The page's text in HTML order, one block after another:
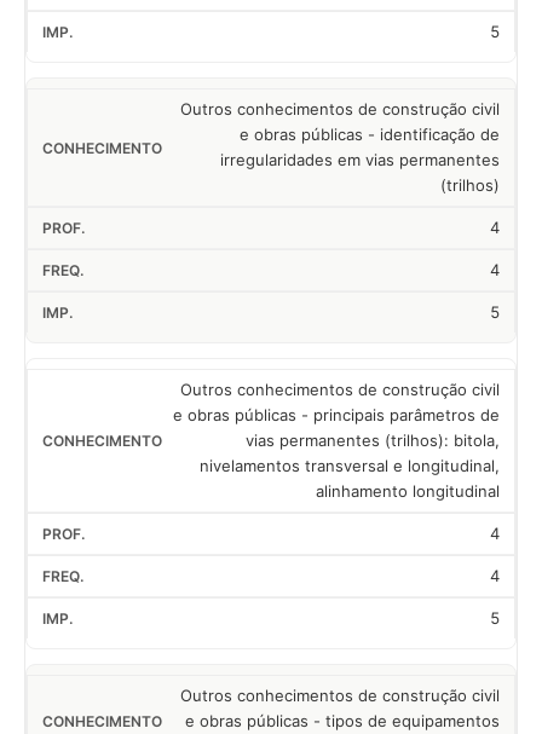
5
Outros conhecimentos de construção civil
e obras públicas - identificação de
irregularidades em vias permanentes
(trilhos)
4
4
5
Outros conhecimentos de construção civil
e obras públicas - principais parâmetros de
vias permanentes (trilhos): bitola,
nivelamentos transversal e longitudinal,
alinhamento longitudinal
4
4
5
Outros conhecimentos de construção civil
e obras públicas - tipos de equipamentos